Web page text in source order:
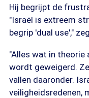
Hij begrijpt de
"Israël is extreem
begrip 'dual use',"
"Alles wat in theorie
wordt geweigerd.
vallen daaronder.
veiligheidsredenen,